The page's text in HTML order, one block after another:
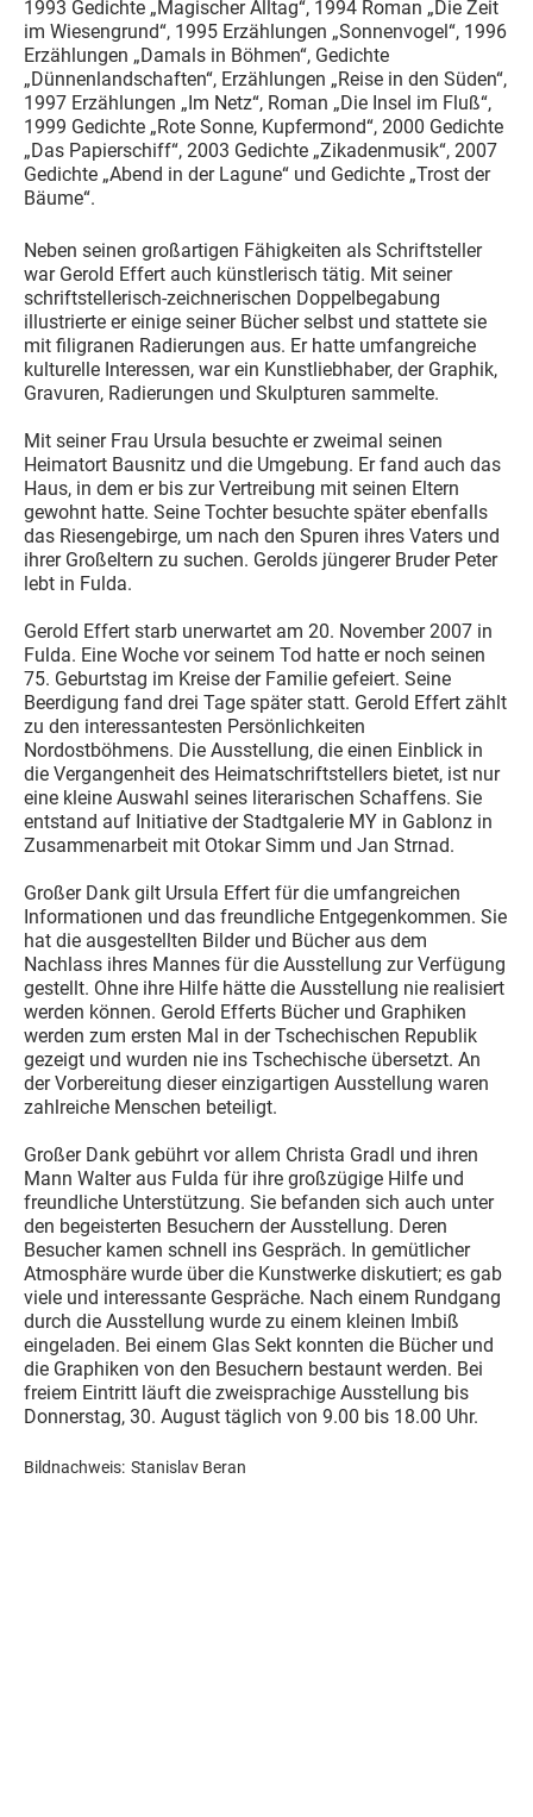
1993 Gedichte „Magischer Alltag“, 1994 Roman „Die Zeit
im Wiesengrund“, 1995 Erzählungen „Sonnenvogel“, 1996
Erzählungen „Damals in Böhmen“, Gedichte
„Dünnenlandschaften“, Erzählungen „Reise in den Süden“,
1997 Erzählungen „Im Netz“, Roman „Die Insel im Fluß“,
1999 Gedichte „Rote Sonne, Kupfermond“, 2000 Gedichte
„Das Papierschiff“, 2003 Gedichte „Zikadenmusik“, 2007
Gedichte „Abend in der Lagune“ und Gedichte „Trost der
Bäume“.
Neben seinen großartigen Fähigkeiten als Schriftsteller
war Gerold Effert auch künstlerisch tätig. Mit seiner
schriftstellerisch-zeichnerischen Doppelbegabung
illustrierte er einige seiner Bücher selbst und stattete sie
mit filigranen Radierungen aus. Er hatte umfangreiche
kulturelle Interessen, war ein Kunstliebhaber, der Graphik,
Gravuren, Radierungen und Skulpturen sammelte.
Mit seiner Frau Ursula besuchte er zweimal seinen
Heimatort Bausnitz und die Umgebung. Er fand auch das
Haus, in dem er bis zur Vertreibung mit seinen Eltern
gewohnt hatte. Seine Tochter besuchte später ebenfalls
das Riesengebirge, um nach den Spuren ihres Vaters und
ihrer Großeltern zu suchen. Gerolds jüngerer Bruder Peter
lebt in Fulda.
Gerold Effert starb unerwartet am 20. November 2007 in
Fulda. Eine Woche vor seinem Tod hatte er noch seinen
75. Geburtstag im Kreise der Familie gefeiert. Seine
Beerdigung fand drei Tage später statt. Gerold Effert zählt
zu den interessantesten Persönlichkeiten
Nordostböhmens. Die Ausstellung, die einen Einblick in
die Vergangenheit des Heimatschriftstellers bietet, ist nur
eine kleine Auswahl seines literarischen Schaffens. Sie
entstand auf Initiative der Stadtgalerie MY in Gablonz in
Zusammenarbeit mit Otokar Simm und Jan Strnad.
Großer Dank gilt Ursula Effert für die umfangreichen
Informationen und das freundliche Entgegenkommen. Sie
hat die ausgestellten Bilder und Bücher aus dem
Nachlass ihres Mannes für die Ausstellung zur Verfügung
gestellt. Ohne ihre Hilfe hätte die Ausstellung nie realisiert
werden können. Gerold Efferts Bücher und Graphiken
werden zum ersten Mal in der Tschechischen Republik
gezeigt und wurden nie ins Tschechische übersetzt. An
der Vorbereitung dieser einzigartigen Ausstellung waren
zahlreiche Menschen beteiligt.
Großer Dank gebührt vor allem Christa Gradl und ihren
Mann Walter aus Fulda für ihre großzügige Hilfe und
freundliche Unterstützung. Sie befanden sich auch unter
den begeisterten Besuchern der Ausstellung. Deren
Besucher kamen schnell ins Gespräch. In gemütlicher
Atmosphäre wurde über die Kunstwerke diskutiert; es gab
viele und interessante Gespräche. Nach einem Rundgang
durch die Ausstellung wurde zu einem kleinen Imbiß
eingeladen. Bei einem Glas Sekt konnten die Bücher und
die Graphiken von den Besuchern bestaunt werden. Bei
freiem Eintritt läuft die zweisprachige Ausstellung bis
Donnerstag, 30. August täglich von 9.00 bis 18.00 Uhr.
Bildnachweis: Stanislav Beran